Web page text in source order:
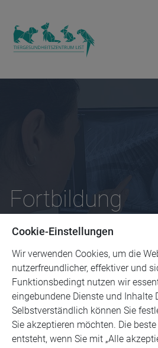
Fortbildung
Cookie-Einstellungen
Wir verwenden Cookies, um die
nutzerfreundlicher, effektiver und
Funktionsbedingt nutzen wir
eingebundene Dienste und Inhalte
Selbstverständlich können Sie
Sie akzeptieren möchten. Die
entsteht, wenn Sie mit „Alle